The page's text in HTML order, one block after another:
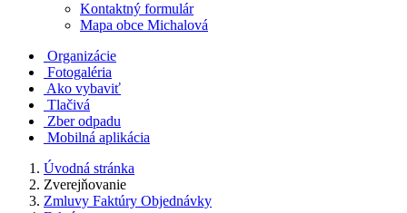
Kontaktný formulár
Mapa obce Michalová
Organizácie
Fotogaléria
Ako vybaviť
Tlačivá
Zber odpadu
Mobilná aplikácia
Úvodná stránka
Zverejňovanie
Zmluvy Faktúry Objednávky